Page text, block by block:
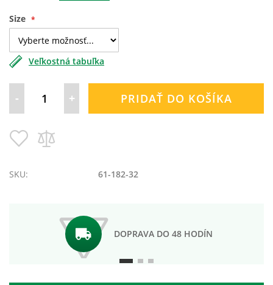
Size
Veľkostná tabuľka
- + PRIDAŤ DO KOŠÍKA
Pridať
do
SKU:
61-182-32
DOPRAVA DO 48 HODÍN